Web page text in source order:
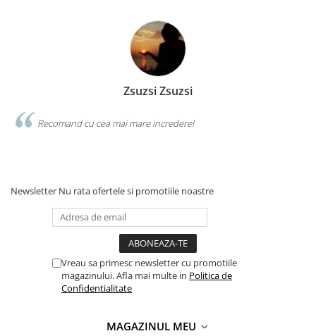
Zsuzsi Zsuzsi
Recomand cu cea mai mare incredere!
Newsletter Nu rata ofertele si promotiile noastre
Vreau sa primesc newsletter cu promotiile
magazinului. Afla mai multe in Politica de
Confidentialitate
MAGAZINUL MEU